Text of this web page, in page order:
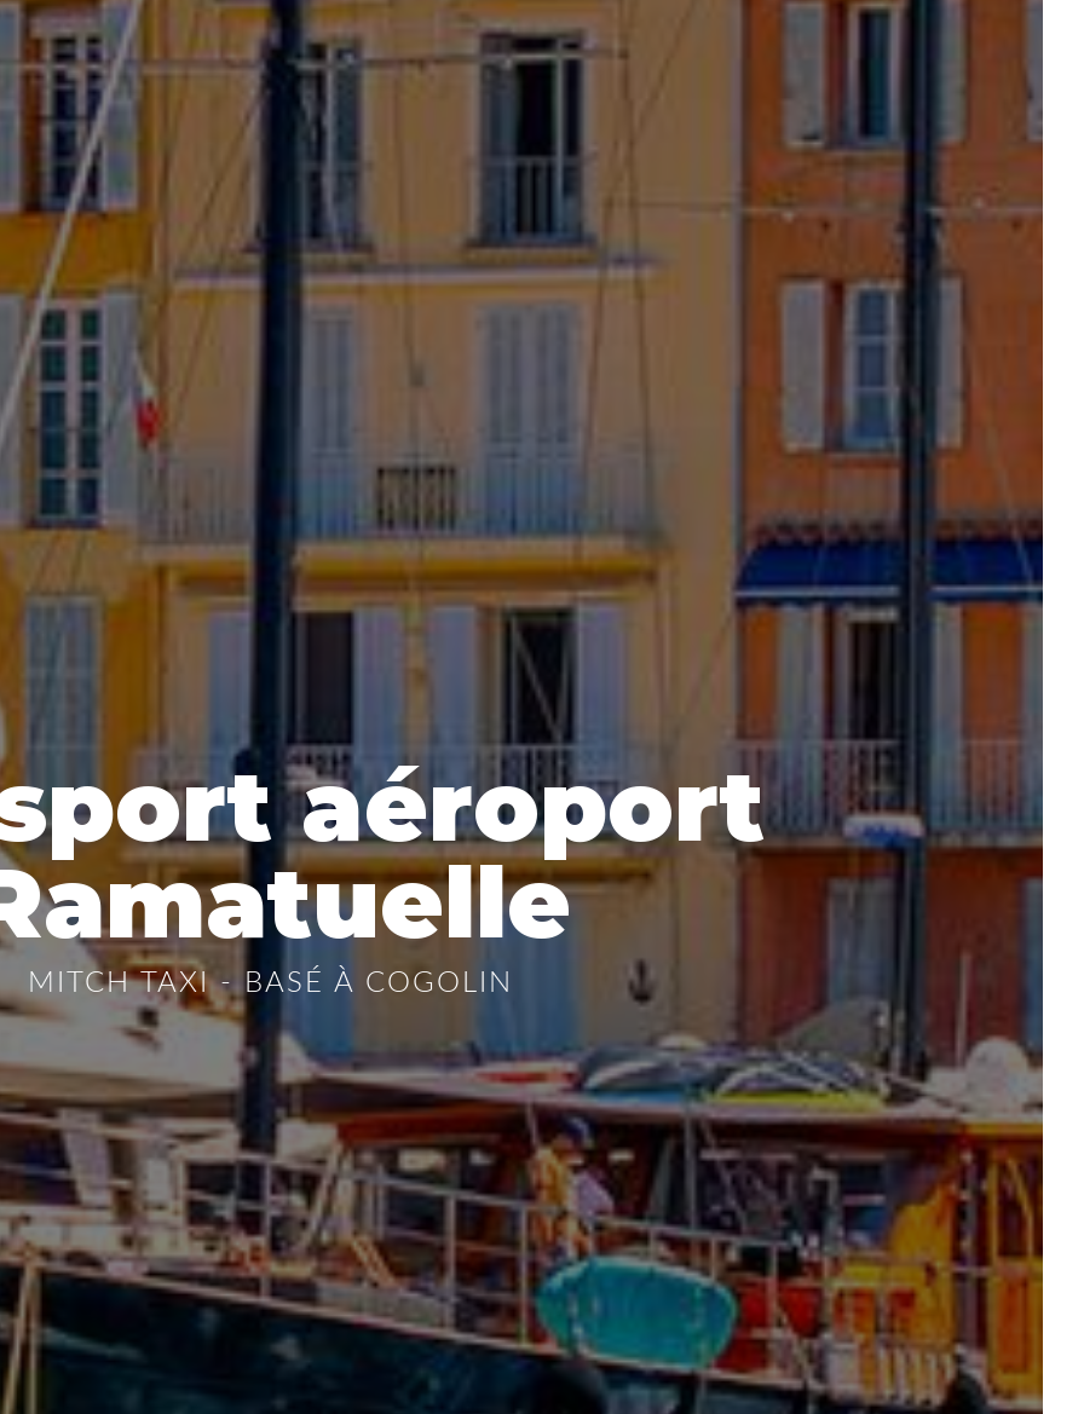
aéroport
MITCH TAXI - BASÉ À COGOLIN